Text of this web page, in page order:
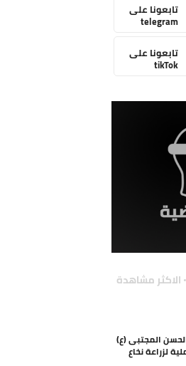
تابعونا على
telegram
تابعونا على
tikTok
الاكثر مشاهدة
المجتبى (ع)
(400) عملية لزراعة نخاع